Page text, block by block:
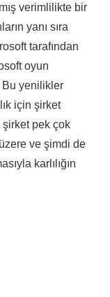
verimlilikte bir
yanı sıra
tarafından
oyun
Bu yenilikler
için şirket
şirket pek çok
ve şimdi de
karlılığın